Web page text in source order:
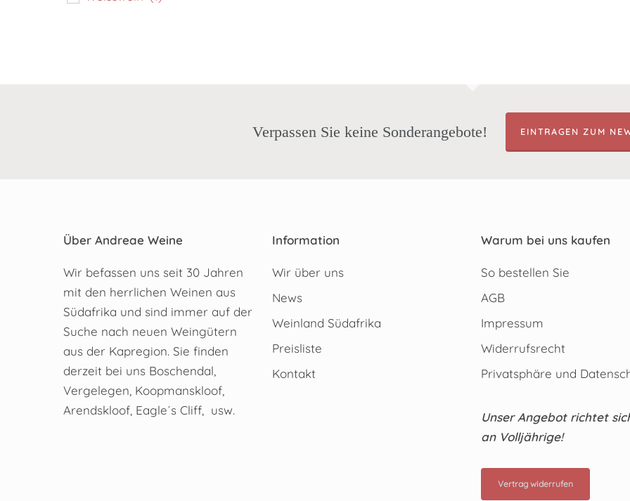
Verpassen Sie keine Sonderangebote! EINTRAGEN ZUM
Über Andreae Weine
Wir befassen uns seit 30 Jahren
mit den herrlichen Weinen aus
Südafrika und sind immer auf der
Suche nach neuen Weingütern
aus der Kapregion. Sie finden
derzeit bei uns Boschendal,
Vergelegen, Koopmanskloof,
Arendskloof, Eagle´s Cliff, usw.
Information
Wir über uns
News
Weinland Südafrika
Preisliste
Kontakt
Warum bei uns kaufen
So bestellen Sie
AGB
Impressum
Widerrufsrecht
Privatsphäre und
Unser Angebot richtet
an Volljährige!
Vertrag widerrufen